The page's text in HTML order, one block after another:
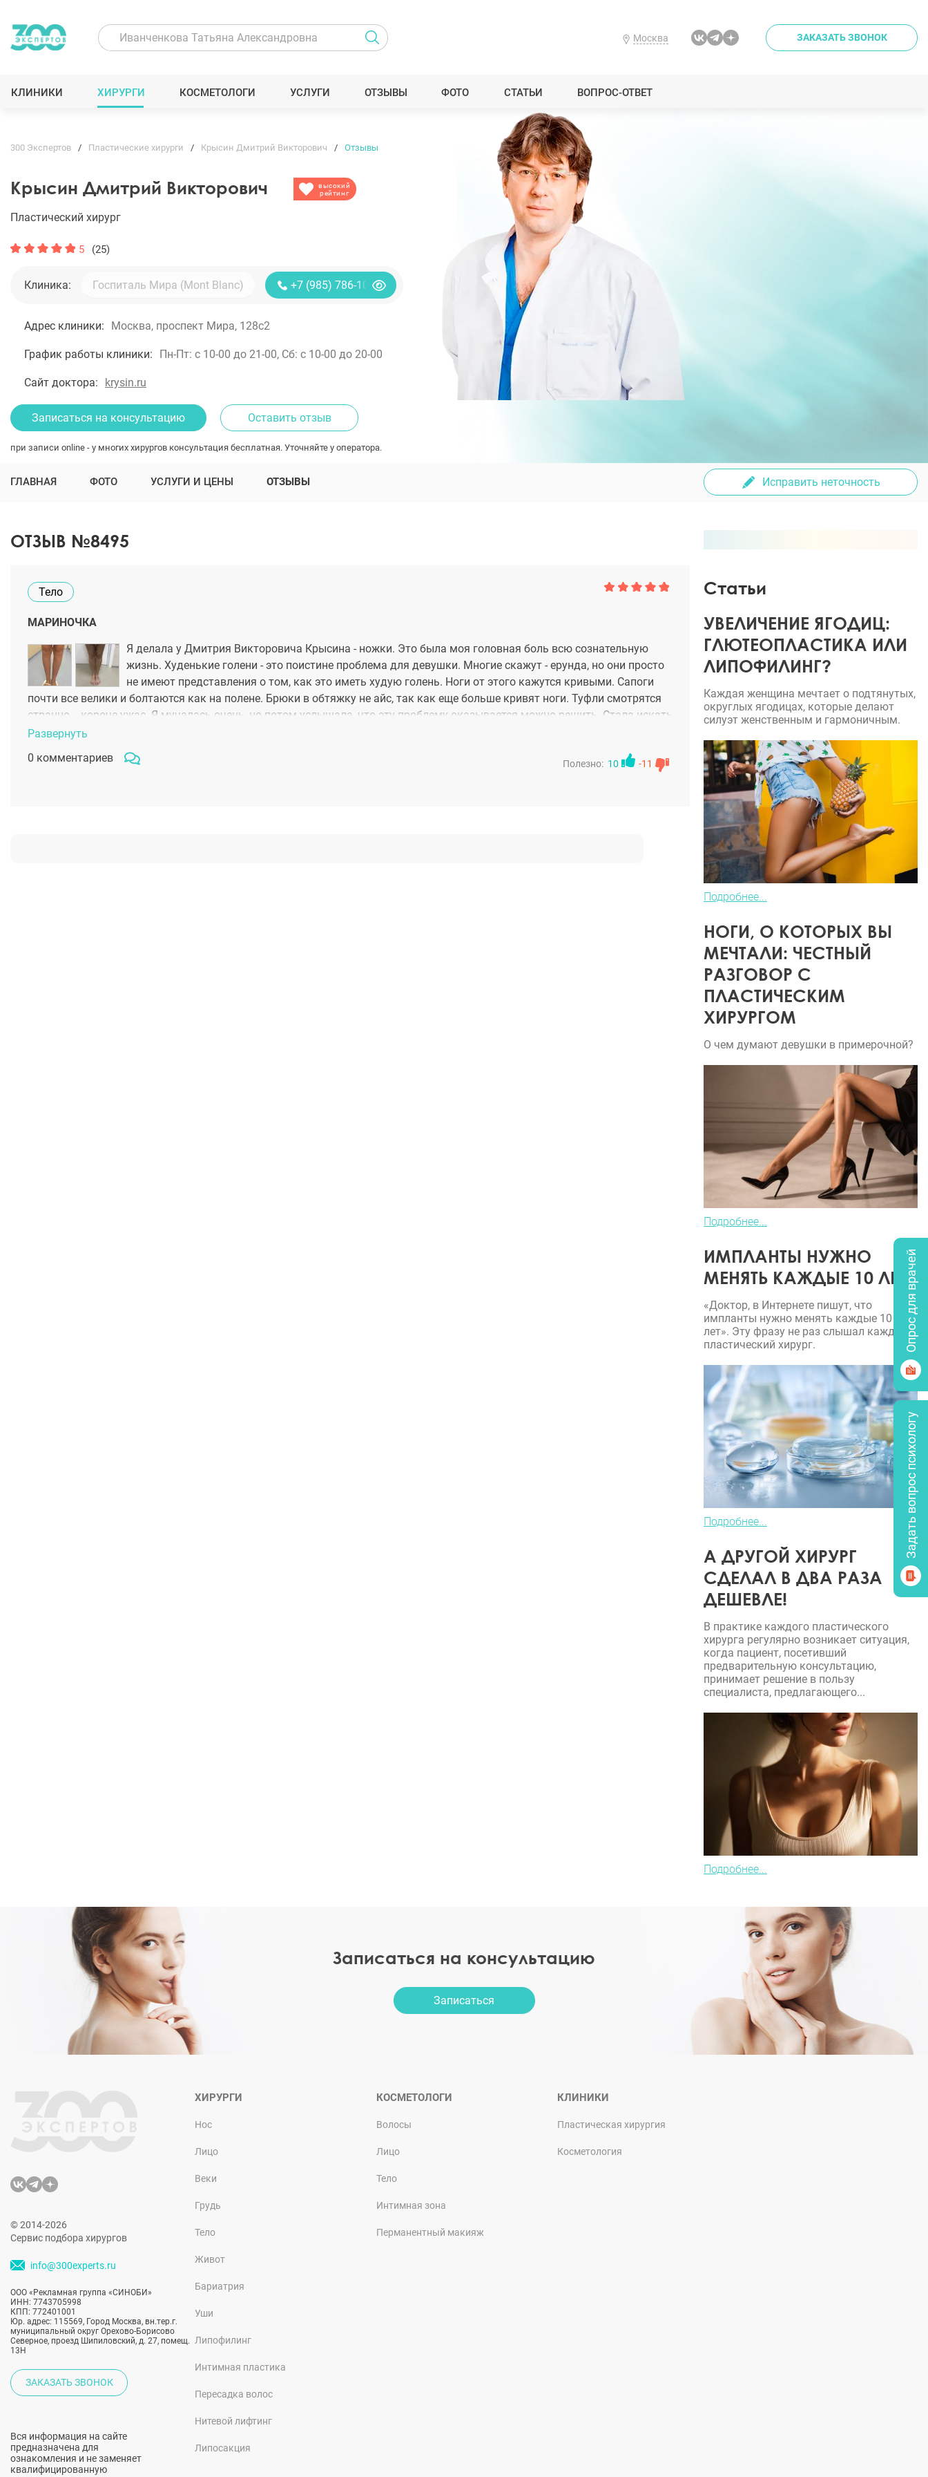
Москва ЗАКАЗАТЬ ЗВОНОК
КЛИНИКИ ХИРУРГИ КОСМЕТОЛОГИ УСЛУГИ ОТЗЫВЫ ФОТО СТАТЬИ ВОПРОС-ОТВЕТ
300 Экспертов Пластические хирурги Крысин Дмитрий Викторович Отзывы
Крысин Дмитрий Викторович
высокий
рейтинг
Пластический хирург
5 (25)
Клиника: +7 (985) 786-10-40
Адрес клиники: Москва, проспект Мира, 128с2
График работы клиники: Пн-Пт: с 10-00 до 21-00, Сб: с 10-00 до 20-00
Сайт доктора: krysin.ru
Записаться на консультацию Оставить отзыв
при записи online - у многих хирургов консультация бесплатная. Уточняйте у оператора.
ГЛАВНАЯ ФОТО УСЛУГИ И ЦЕНЫ ОТЗЫВЫ Исправить неточность
ОТЗЫВ №8495
Тело
МАРИНОЧКА
Я делала у Дмитрия Викторовича Крысина - ножки. Это была моя головная боль всю сознательную
жизнь. Худенькие голени - это поистине проблема для девушки. Многие скажут - ерунда, но они просто
не имеют представления о том, как это иметь худую голень. Ноги от этого кажутся кривыми. Сапоги
почти все велики и болтаются как на полене. Брюки в обтяжку не айс, так как еще больше кривят ноги. Туфли смотрятся
странно... короче ужас. Я мучалась очень, но потом услышала, что эту проблему оказывается можно решить. Стала искать
хирурга. По рейтингам и отзывам - самым крутым хирургом считается Дмитрий Викторович Крысин. Я обратилась к нему
110 мл. Установлены мне под фасцию голени. Теперь у меня идеальные голени! Просто идеальные! На фото нереально
Развернуть
0 комментариев
Полезно: 10 -11
Статьи
УВЕЛИЧЕНИЕ ЯГОДИЦ:
ГЛЮТЕОПЛАСТИКА ИЛИ
ЛИПОФИЛИНГ?
Каждая женщина мечтает о подтянутых,
округлых ягодицах, которые делают
силуэт женственным и гармоничным.
Подробнее...
НОГИ, О КОТОРЫХ ВЫ
МЕЧТАЛИ: ЧЕСТНЫЙ
РАЗГОВОР С
ПЛАСТИЧЕСКИМ
ХИРУРГОМ
О чем думают девушки в примерочной?
Подробнее...
ИМПЛАНТЫ НУЖНО
МЕНЯТЬ КАЖДЫЕ 10 ЛЕТ?
«Доктор, в Интернете пишут, что
импланты нужно менять каждые 10
лет». Эту фразу не раз слышал каждый
пластический хирург.
Подробнее...
А ДРУГОЙ ХИРУРГ
СДЕЛАЛ В ДВА РАЗА
ДЕШЕВЛЕ!
В практике каждого пластического
хирурга регулярно возникает ситуация,
когда пациент, посетивший
предварительную консультацию,
принимает решение в пользу
специалиста, предлагающего...
Подробнее...
Записаться на консультацию
Записаться
© 2014-2026
Сервис подбора хирургов
info@300experts.ru
ООО «Рекламная группа «СИНОБИ»
ИНН: 7743705998
КПП: 772401001
Юр. адрес: 115569, Город Москва, вн.тер.г.
муниципальный округ Орехово-Борисово
Северное, проезд Шипиловский, д. 27, помещ.
13Н
ЗАКАЗАТЬ ЗВОНОК
Вся информация на сайте
предназначена для
ознакомления и не заменяет
квалифицированную
ХИРУРГИ
Нос
Лицо
Веки
Грудь
Тело
Живот
Бариатрия
Уши
Липофилинг
Интимная пластика
Пересадка волос
Нитевой лифтинг
Липосакция
КОСМЕТОЛОГИ
Волосы
Лицо
Тело
Интимная зона
Перманентный макияж
КЛИНИКИ
Пластическая хирургия
Косметология
Опрос для врачей
Задать вопрос психологу